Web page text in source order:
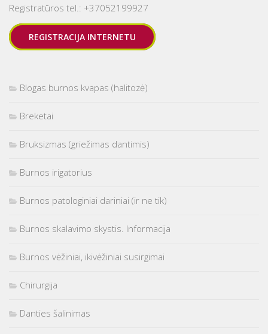
Registratūros tel.: +37052199927
REGISTRACIJA INTERNETU
Blogas burnos kvapas (halitozė)
Breketai
Bruksizmas (griežimas dantimis)
Burnos irigatorius
Burnos patologiniai dariniai (ir ne tik)
Burnos skalavimo skystis. Informacija
Burnos vėžiniai, ikivėžiniai susirgimai
Chirurgija
Danties šalinimas